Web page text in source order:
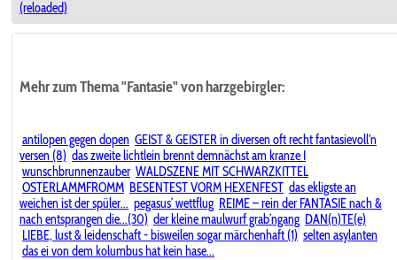
(reloaded)
Mehr zum Thema "Fantasie" von harzgebirgler:
antilopen gegen dopen GEIST & GEISTER in diversen oft recht fantasievoll'n
versen (8) das zweite lichtlein brennt demnächst am kranze I
wunschbrunnenzauber WALDSZENE MIT SCHWARZKITTEL
OSTERLAMMFROMM BESENTEST VORM HEXENFEST das ekligste an
weichen ist der spüler... pegasus’ wettflug REIME – rein der FANTASIE nach &
nach entsprangen die...(30) der kleine maulwurf grab’ngang DAN(n)TE(e)
LIEBE, lust & leidenschaft - bisweilen sogar märchenhaft (1) selten asylanten
das ei von dem kolumbus hat kein hase...